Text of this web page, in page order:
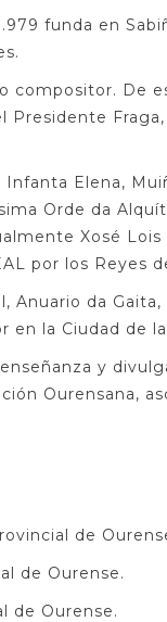
funda en
De
Elena,
Orde da
Xosé
por los Reyes
Anuario da
en la Ciudad de
y
Ourensana,
de
de Ourense.
de Ourense.